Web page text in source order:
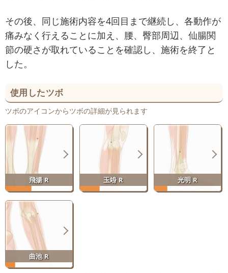
その後、同じ施術内容を4回目まで継続し、各動作が
痛みなく行えることに加え、腰、臀部周辺、仙腸関
節の硬さが取れていることを確認し、施術を終了と
した。
使用したツボ
ツボのアイコンからツボの詳細が見られます
飛揚 R 玉竧 R 光明 R
曲池 R